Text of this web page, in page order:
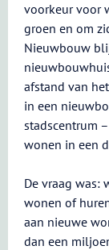
voorkeur voor
groen en om
Nieuwbouw
afstand van
in een
stadscentrum
wonen in een
De vraag was:
wonen of
aan nieuwe
dan een